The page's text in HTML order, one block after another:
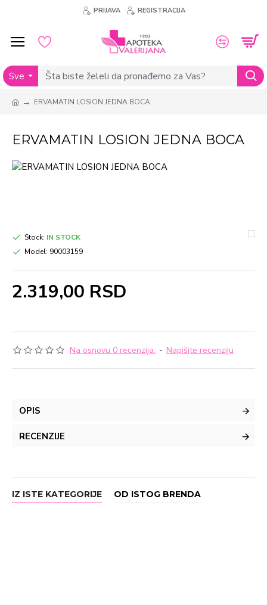
PRIJAVA REGISTRACIJA
Sve
ERVAMATIN LOSION JEDNA BOCA
ERVAMATIN LOSION JEDNA BOCA
Na osnovu 0 recenzija. - Napišite recenziju
2.319,00 RSD
Stock: IN STOCK
Model: 90003159
OPIS
RECENZIJE
IZ ISTE KATEGORIJE OD ISTOG BRENDA